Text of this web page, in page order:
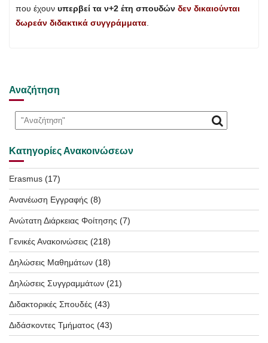
που έχουν υπερβεί τα ν+2 έτη σπουδών δεν δικαιούνται
δωρεάν διδακτικά συγγράμματα
Αναζήτηση
Κατηγορίες Ανακοινώσεων
Erasmus (17)
Ανανέωση Εγγραφής (8)
Ανώτατη Διάρκειας Φοίτησης (7)
Γενικές Ανακοινώσεις (218)
Δηλώσεις Μαθημάτων (18)
Δηλώσεις Συγγραμμάτων (21)
Διδακτορικές Σπουδές (43)
Διδάσκοντες Τμήματος (43)